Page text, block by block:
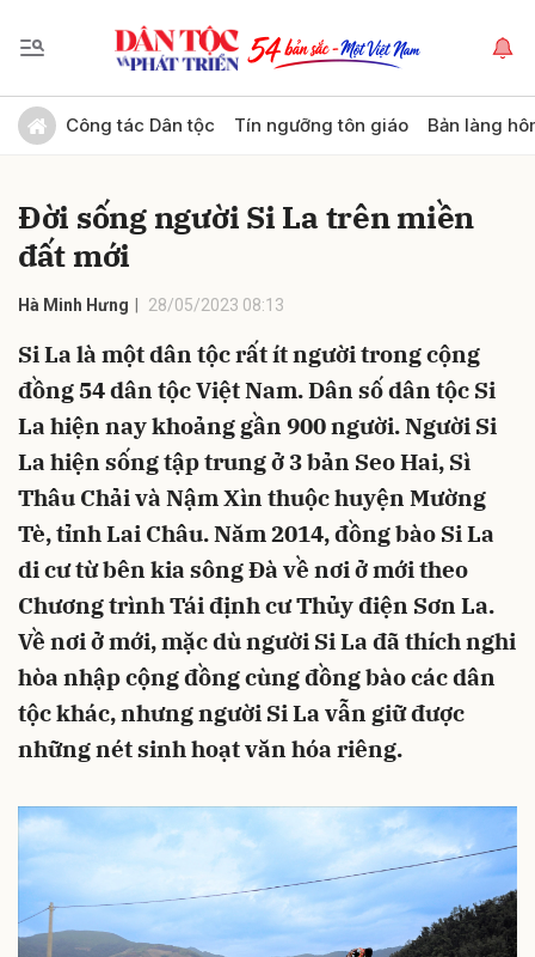
Công tác Dân tộc Tín ngưỡng tôn giáo Bản làng
Đời sống người Si La trên miền
đất mới
Hà Minh Hưng 28/05/2023 08:13
Si La là một dân tộc rất ít người trong cộng
đồng 54 dân tộc Việt Nam. Dân số dân tộc Si
La hiện nay khoảng gần 900 người. Người Si
La hiện sống tập trung ở 3 bản Seo Hai, Sì
Thâu Chải và Nậm Xìn thuộc huyện Mường
Tè, tỉnh Lai Châu. Năm 2014, đồng bào Si La
di cư từ bên kia sông Đà về nơi ở mới theo
Chương trình Tái định cư Thủy điện Sơn La.
Về nơi ở mới, mặc dù người Si La đã thích nghi
hòa nhập cộng đồng cùng đồng bào các dân
tộc khác, nhưng người Si La vẫn giữ được
những nét sinh hoạt văn hóa riêng.
Gửi bình luận
Hủy Gửi